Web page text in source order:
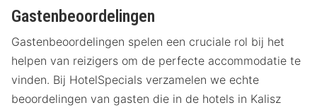
Gastenbeoordelingen
Gastenbeoordelingen spelen een cruciale rol bij het
helpen van reizigers om de perfecte accommodatie te
vinden. Bij HotelSpecials verzamelen we echte
beoordelingen van gasten die in de hotels in Kalisz